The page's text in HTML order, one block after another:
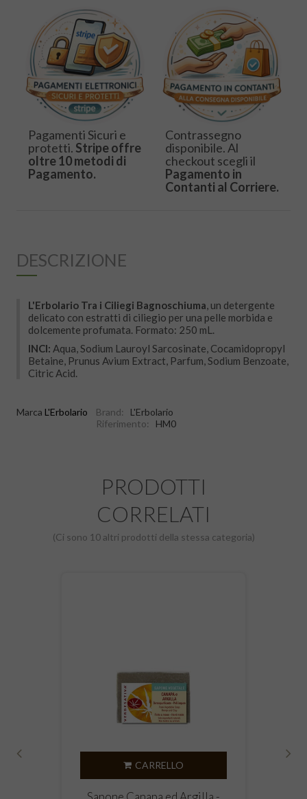
Pagamenti Sicuri e
protetti. Stripe offre
oltre 10 metodi di
Pagamento.
Contrassegno
disponibile. Al
checkout scegli il
Pagamento in
Contanti al Corriere.
DESCRIZIONE
L'Erbolario Tra i Ciliegi Bagnoschiuma, un detergente
delicato con estratti di ciliegio per una pelle morbida e
dolcemente profumata. Formato: 250 mL.
INCI: Aqua, Sodium Lauroyl Sarcosinate, Cocamidopropyl
Betaine, Prunus Avium Extract, Parfum, Sodium Benzoate,
Citric Acid.
Marca L'Erbolario Brand:
L'Erbolario
Riferimento:
HM0
PRODOTTI
CORRELATI
(Ci sono 10 altri prodotti della stessa categoria)
CARRELLO